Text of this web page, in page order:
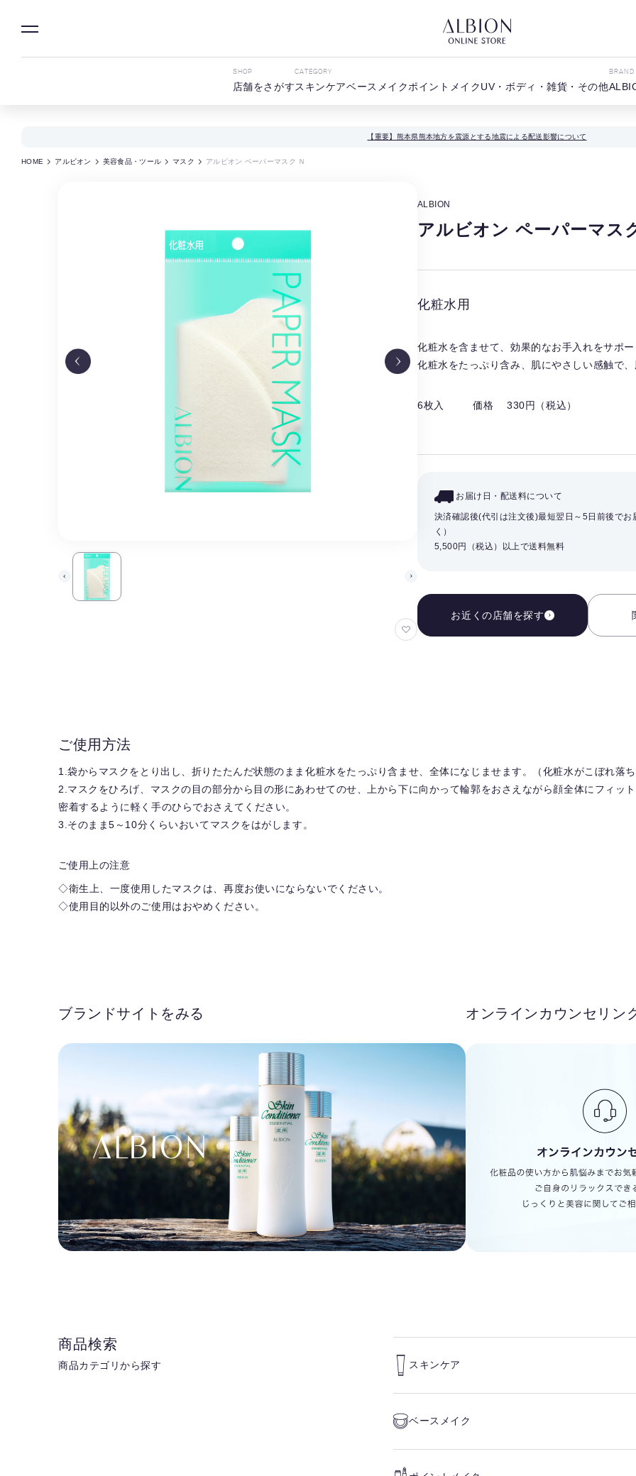
SHOP
店舗をさがす
CATEGORY
スキンケアベースメイクポイントメイクUV・ボディ・雑貨・その他
BRAND
【重要】熊本県熊本地方を震源とする地震による配送影響について
HOME アルビオン 美容食品・ツール マスク アルビオン ペーパーマスク Ｎ
お
す
る
ALBION
アルビオン ペーパーマス
化粧水用
化粧水を含ませて、効果的なお手入れをサポ
化粧水をたっぷり含み、肌にやさしい感触で
6枚入 価格 330円（税込）
お届け日・配送料について
決済確認後(代引は注文後)最短翌日～5日前後で
く）
5,500円（税込）以上で送料無料
お近くの店舗を探す
ご使用方法
1.袋からマスクをとり出し、折りたたんだ状態のまま化粧水をたっぷり含ませ、全体になじませます。（化粧水がこぼれ落
2.マスクをひろげ、マスクの目の部分から目の形にあわせてのせ、上から下に向かって輪郭をおさえながら顔全体にフィッ
密着するように軽く手のひらでおさえてください。
3.そのまま5～10分くらいおいてマスクをはがします。
ご使用上の注意
◇衛生上、一度使用したマスクは、再度お使いにならないでください。
◇使用目的以外のご使用はおやめください。
ブランドサイトをみる オンラインカウンセリン
商品検索
商品カテゴリから探す スキンケア
ベースメイク